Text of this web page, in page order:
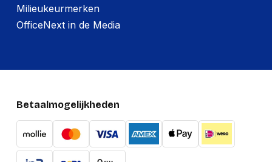
Milieukeurmerken
OfficeNext in de Media
Betaalmogelijkheden